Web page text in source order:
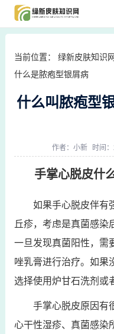
当前位置： 绿新皮肤知识网
什么是脓疱型银屑病
什么叫脓疱型
作者： 小新 时间
手掌心脱皮什
如果手心脱皮伴有
丘疹，考虑是真菌感染
一旦发现真菌阳性，需
唑乳膏进行治疗。如果
选择使用炉甘石洗剂或
手掌心脱皮原因有
心干性湿疹、真菌感染